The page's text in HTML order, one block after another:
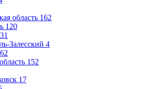
область 162
120
31
Залесский 4
152
17